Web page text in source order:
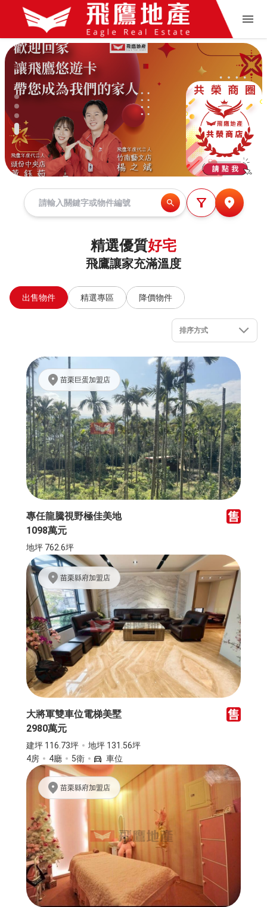
精選優質好宅
飛鷹讓家充滿溫度
出售物件 精選專區 降價物件
排序方式
苗栗巨蛋加盟店
專任龍騰視野極佳美地
1098萬元
地坪 762.6坪
苗栗縣府加盟店
大將軍雙車位電梯美墅
2980萬元
建坪 116.73坪
地坪 131.56坪
4房
4廳 5衛 車位
苗栗縣府加盟店